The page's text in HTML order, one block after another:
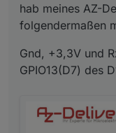
hab meines AZ-
folgendermaßen
Gnd, +3,3V und
GPIO13(D7) des